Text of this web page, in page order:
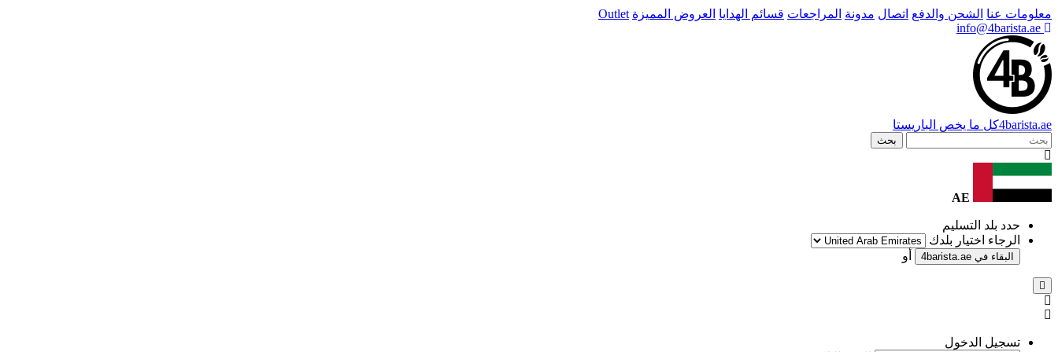
معلومات عنا الشحن والدفع اتصال مدونة المراجعات قسائم الهدايا العروض المميزة Outlet
4barista.ae كل ما يخص الباريستا
بحث
AE
حدد بلد التسليم
الرجاء اختيار بلدك
البقاء في 4barista.ae أو
تسجيل الدخول